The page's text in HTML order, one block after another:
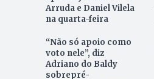
Arruda e Daniel Vilela
na quarta-feira
“Não só apoio como
voto nele”, diz
Adriano do Baldy
sobrepré-